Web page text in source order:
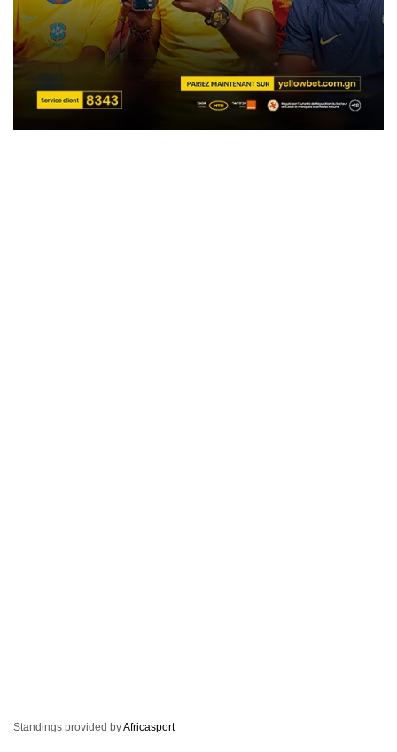
Standings provided byAfricasport